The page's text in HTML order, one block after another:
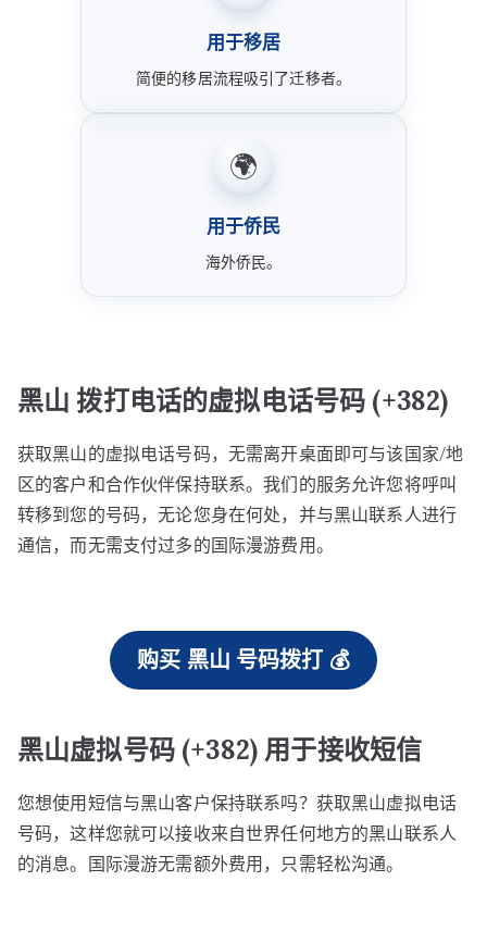
用于移居
简便的移居流程吸引了迁移者。
🌍
用于侨民
海外侨民。
黑山 拨打电话的虚拟电话号码 (+382)
获取黑山的虚拟电话号码，无需离开桌面即可与该国家/地
区的客户和合作伙伴保持联系。我们的服务允许您将呼叫
转移到您的号码，无论您身在何处，并与黑山联系人进行
通信，而无需支付过多的国际漫游费用。
购买 黑山 号码拨打 💰
黑山虚拟号码 (+382) 用于接收短信
您想使用短信与黑山客户保持联系吗？获取黑山虚拟电话
号码，这样您就可以接收来自世界任何地方的黑山联系人
的消息。国际漫游无需额外费用，只需轻松沟通。